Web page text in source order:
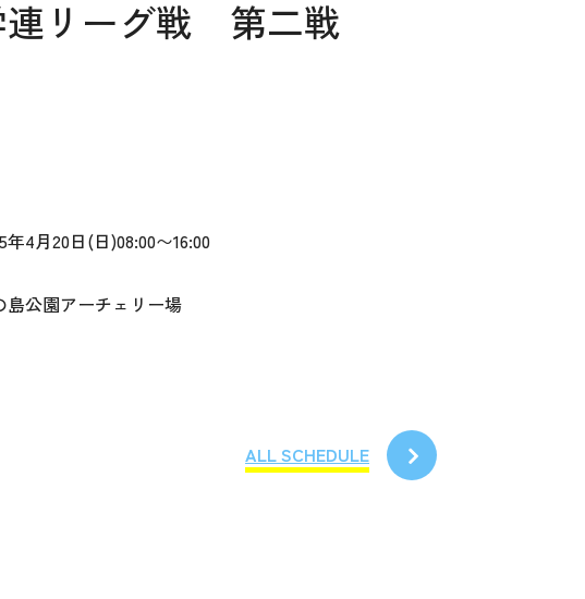
連リーグ戦 第二戦
年4月20日(日)08:00〜16:00
島公園アーチェリー場
ALL SCHEDULE